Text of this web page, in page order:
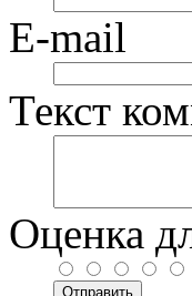
E-mail
Текст
Оценка